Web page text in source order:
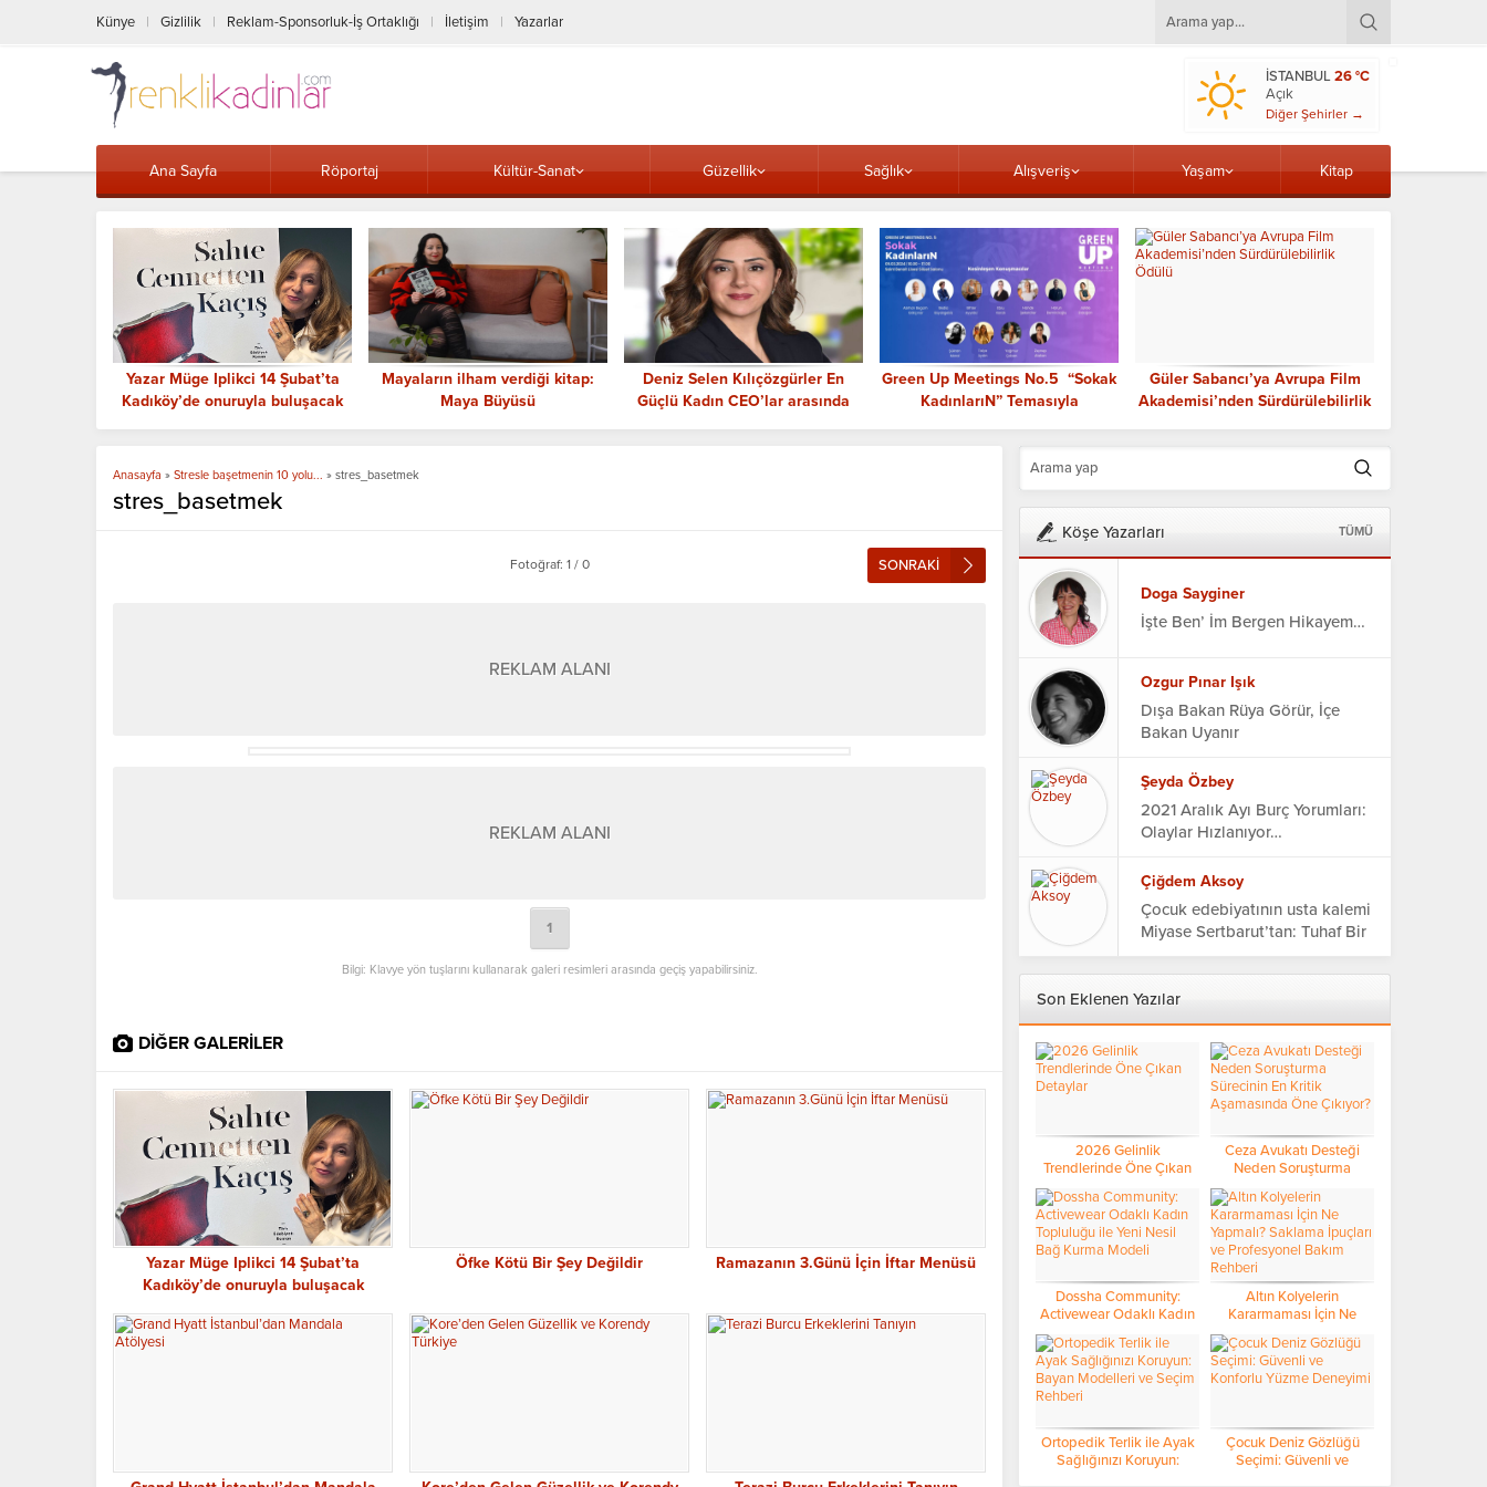
Künye Gizlilik Reklam-Sponsorluk-İş Ortaklığı İletişim Yazarlar
İSTANBUL26 °C
Açık
Diğer Şehirler →
Ana Sayfa Röportaj Kültür-Sanat Güzellik Sağlık Alışveriş Yaşam Kitap
Yazar Müge Iplikci 14 Şubat’ta
Kadıköy’de onuruyla buluşacak
Mayaların ilham verdiği kitap:
Maya Büyüsü
Deniz Selen Kılıçözgürler En
Güçlü Kadın CEO’lar arasında
Green Up Meetings No.5 “Sokak
KadınlarıN” Temasıyla
Güler Sabancı’ya Avrupa Film
Akademisi’nden Sürdürülebilirlik
Anasayfa » Stresle başetmenin 10 yolu... » stres_basetmek
stres_basetmek
Fotoğraf: 1 / 0 SONRAKİ
REKLAM ALANI
REKLAM ALANI
1
Bilgi: Klavye yön tuşlarını kullanarak galeri resimleri arasında geçiş yapabilirsiniz.
DİĞER GALERİLER
Yazar Müge Iplikci 14 Şubat’ta
Kadıköy’de onuruyla buluşacak
Öfke Kötü Bir Şey Değildir Ramazanın 3.Günü İçin İftar Menüsü
Köşe Yazarları TÜMÜ
Doga Sayginer
İşte Ben’ İm Bergen Hikayem…
Ozgur Pınar Işık
Dışa Bakan Rüya Görür, İçe
Bakan Uyanır
Şeyda Özbey
2021 Aralık Ayı Burç Yorumları:
Olaylar Hızlanıyor…
Çiğdem Aksoy
Çocuk edebiyatının usta kalemi
Miyase Sertbarut’tan: Tuhaf Bir
Otel
Son Eklenen Yazılar
2026 Gelinlik
Trendlerinde Öne Çıkan
Ceza Avukatı Desteği
Neden Soruşturma
Aşamasında Öne Çıkıyor?
Dossha Community:
Activewear Odaklı Kadın
Topluluğu ile Yeni Nesil
Bağ Kurma Modeli
Altın Kolyelerin
Kararmaması İçin Ne
Yapmalı? Saklama İpuçları
ve Profesyonel Bakım
Rehberi
Ortopedik Terlik ile Ayak
Sağlığınızı Koruyun:
Çocuk Deniz Gözlüğü
Seçimi: Güvenli ve